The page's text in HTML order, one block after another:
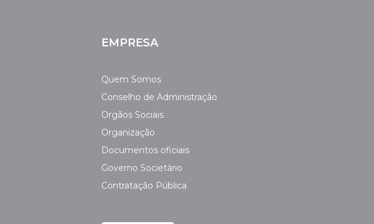
EMPRESA
Quem Somos
Conselho de Administração
Orgãos Sociais
Organização
Documentos oficiais
Governo Societário
Contratação Pública